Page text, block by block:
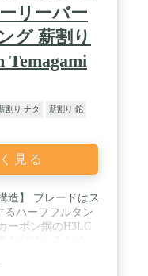
リーバー
グ 薪割り
Temagami
割り ナタ 薪割り 鉈
見る
造】 ブレードはス
るハーフフルタン
ーボン鋼のH3LC
また、ハーフフル
ルの末端まであ